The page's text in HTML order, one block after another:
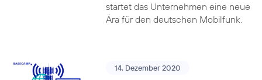
startet das Unternehmen eine neue
Ära für den deutschen Mobilfunk.
14. Dezember 2020